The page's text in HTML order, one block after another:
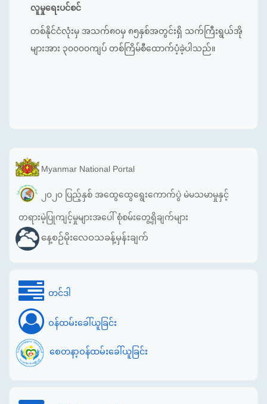
လူမှုရေးပင်စင်
တစ်နိုင်ငံလုံးမှ အသက်၈၀မှ ၈၅နှစ်အတွင်းရှိ သက်ကြီးရွယ်အို
များအား ၃၀၀၀၀ကျပ် တစ်ကြိမ်စီထောက်ပံ့ခဲ့ပါသည်။
Myanmar National Portal
၂၀၂၀ ပြည့်နှစ် အထွေထွေရွေးကောက်ပွဲ မဲမသမာမှုနှင့်
တရားမဲ့ပြုကျင့်မှုများအပေါ် စုံစမ်းတွေ့ရှိချက်များ
နေ့စဉ်မိုးလေဝသခန့်မှန်းချက်
တင်ဒါ
ဝန်ထမ်းခေါ်ယူခြင်း
စေတနာ့ဝန်ထမ်းခေါ်ယူခြင်း